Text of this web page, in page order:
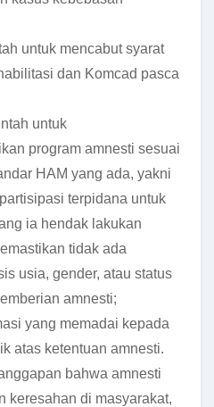
untuk mencabut syarat
dan Komcad pasca
untuk
program amnesti sesuai
HAM yang ada, yakni
terpidana untuk
ia hendak lakukan
tidak ada
usia, gender, atau status
amnesti;
yang memadai kepada
atas ketentuan amnesti.
bahwa amnesti
keresahan di masyarakat,